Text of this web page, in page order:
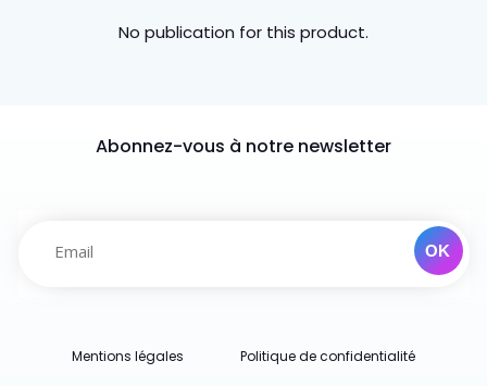
No publication for this product.
Abonnez-vous à notre newsletter
Mentions légales Politique de confidentialité